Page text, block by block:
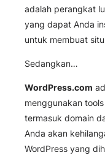
adalah perangkat
yang dapat Anda
untuk membuat
Sedangkan…
WordPress.com
menggunakan
termasuk domain
Anda akan
WordPress yang